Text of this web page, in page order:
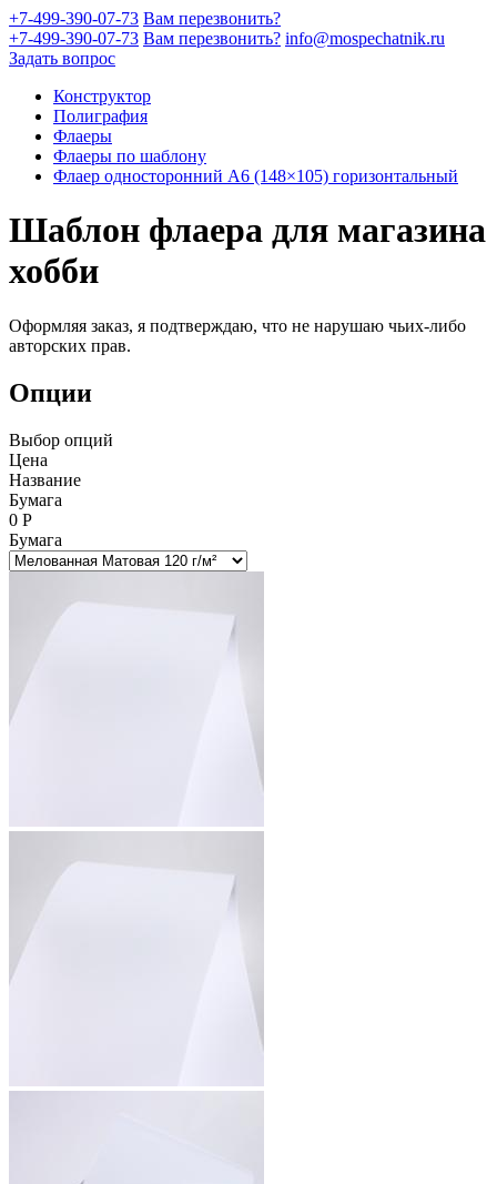
+7-499-390-07-73 Вам перезвонить?
+7-499-390-07-73 Вам перезвонить? info@mospechatnik.ru
Задать вопрос
Конструктор
Полиграфия
Флаеры
Флаеры по шаблону
Флаер односторонний A6 (148×105) горизонтальный
Шаблон флаера для магазина
хобби
Оформляя заказ, я подтверждаю, что не нарушаю чьих-либо
авторских прав.
Опции
Выбор опций
Цена
Название
Бумага
0 Р
Бумага